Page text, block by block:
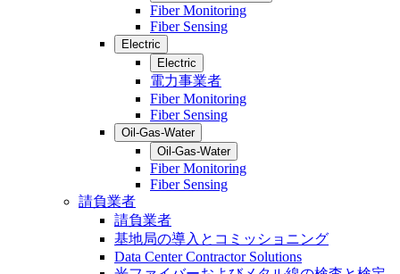
Fiber Monitoring
Fiber Sensing
Electric
Electric
電力事業者
Fiber Monitoring
Fiber Sensing
Oil-Gas-Water
Oil-Gas-Water
Fiber Monitoring
Fiber Sensing
請負業者
請負業者
基地局の導入とコミッショニング
Data Center Contractor Solutions